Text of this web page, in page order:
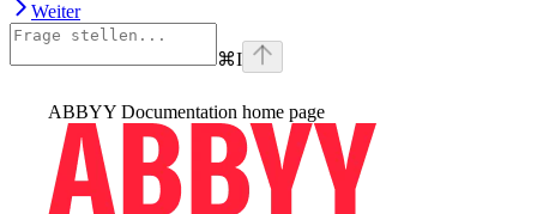
Weiter
⌘I
ABBYY Documentation home page